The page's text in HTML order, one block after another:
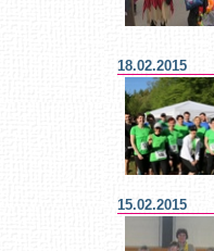
18.02.2015
15.02.2015